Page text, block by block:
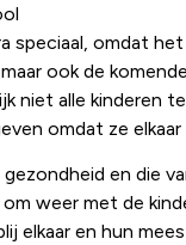
speciaal, omdat
ook de
niet alle kinderen
omdat ze elkaar
en die
weer met de
elkaar en hun